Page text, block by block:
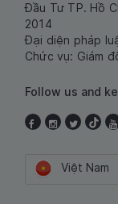
Đầu Tư TP. Hồ
2014
Đại diện pháp
Chức vụ: Giám
Follow us and
Việt Nam